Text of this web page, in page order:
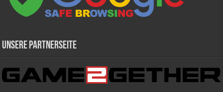
Unsere Partnerseite